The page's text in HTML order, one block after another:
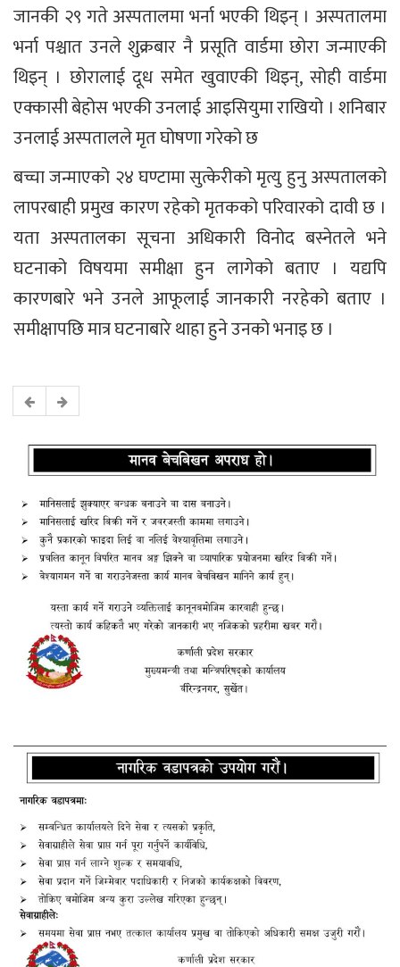
जानकी २९ गते अस्पतालमा भर्ना भएकी थिइन् । अस्पतालमा
भर्ना पश्चात उनले शुक्रबार नै प्रसूति वार्डमा छोरा जन्माएकी
थिइन् । छोरालाई दूध समेत खुवाएकी थिइन्, सोही वार्डमा
एक्कासी बेहोस भएकी उनलाई आइसियुमा राखियो । शनिबार
उनलाई अस्पतालले मृत घोषणा गरेको छ
बच्चा जन्माएको २४ घण्टामा सुत्केरीको मृत्यु हुनु अस्पतालको
लापरबाही प्रमुख कारण रहेको मृतकको परिवारको दावी छ ।
यता अस्पतालका सूचना अधिकारी विनोद बस्नेतले भने
घटनाको विषयमा समीक्षा हुन लागेको बताए । यद्यपि
कारणबारे भने उनले आफूलाई जानकारी नरहेको बताए ।
समीक्षापछि मात्र घटनाबारे थाहा हुने उनको भनाइ छ ।